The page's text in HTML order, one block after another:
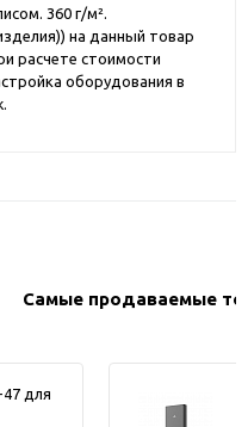
360 г/м².
на данный товар
расчете стоимости
оборудования в
Самые продаваемые
для